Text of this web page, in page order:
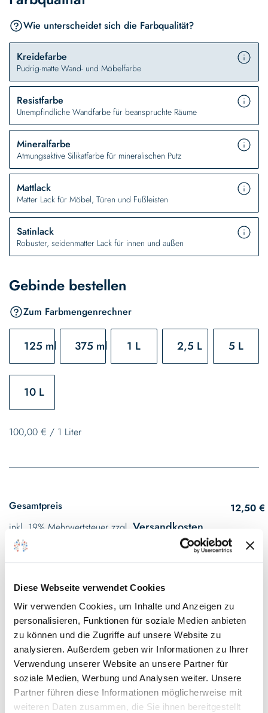
Diese Webseite verwendet Cookies
Wir verwenden Cookies, um Inhalte und Anzeigen zu
personalisieren, Funktionen für soziale Medien anbieten
zu können und die Zugriffe auf unsere Website zu
analysieren. Außerdem geben wir Informationen zu Ihrer
Verwendung unserer Website an unsere Partner für
soziale Medien, Werbung und Analysen weiter. Unsere
Partner führen diese Informationen möglicherweise mit
weiteren Daten zusammen, die Sie ihnen bereitgestellt
Wie unterscheidet sich die Farbqualität?
Kreidefarbe
Pudrig-matte Wand- und Möbelfarbe
Resistfarbe
Unempfindliche Wandfarbe für beanspruchte Räume
Mineralfarbe
Atmungsaktive Silikatfarbe für mineralischen Putz
Mattlack
Matter Lack für Möbel, Türen und Fußleisten
Satinlack
Robuster, seidenmatter Lack für innen und außen
Gebinde bestellen
Zum Farbmengenrechner
125 ml 375 ml 1 L 2,5 L 5 L
10 L
100,00 € / 1 Liter
Gesamtpreis
12,50 €
inkl. 19% Mehrwertsteuer zzgl. Versandkosten
Sofort verfügbar, Lieferzeit 2 - 5 Tage*
In den Warenkorb
Auf den Wunschzettel
* Gilt für Lieferungen innerhalb Deutschlands, Lieferzeiten für andere